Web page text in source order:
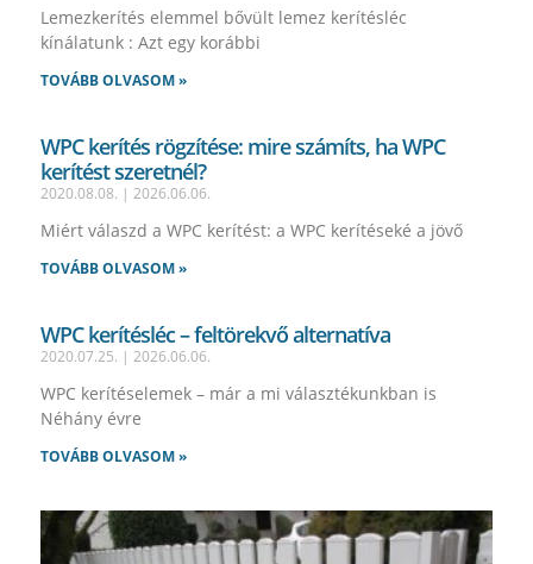
Lemezkerítés elemmel bővült lemez kerítésléc
kínálatunk : Azt egy korábbi
TOVÁBB OLVASOM »
WPC kerítés rögzítése: mire számíts, ha WPC
kerítést szeretnél?
2020.08.08. 2026.06.06.
Miért válaszd a WPC kerítést: a WPC kerítéseké a jövő
TOVÁBB OLVASOM »
WPC kerítésléc – feltörekvő alternatíva
2020.07.25. 2026.06.06.
WPC kerítéselemek – már a mi választékunkban is
Néhány évre
TOVÁBB OLVASOM »